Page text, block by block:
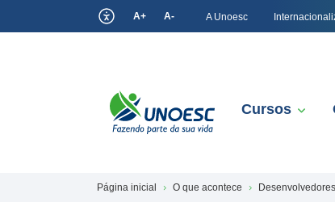
A+ A- A Unoesc
Cursos
Página inicial O que acontece